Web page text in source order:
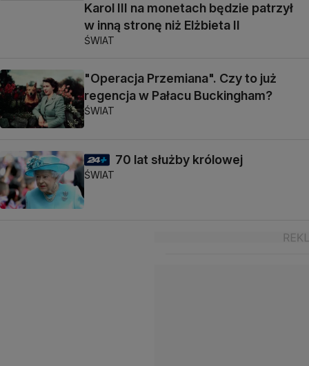
Karol III na monetach będzie patrzył
w inną stronę niż Elżbieta II
ŚWIAT
"Operacja Przemiana". Czy to już
regencja w Pałacu Buckingham?
ŚWIAT
70 lat służby królowej
ŚWIAT